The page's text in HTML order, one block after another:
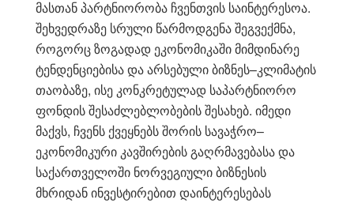
მასთან პარტნიორობა ჩვენთვის საინტერესოა.
შეხვედრაზე სრული წარმოდგენა შეგვექმნა,
როგორც ზოგადად ეკონომიკაში მიმდინარე
ტენდენციებისა და არსებული ბიზნეს–კლიმატის
თაობაზე, ისე კონკრეტულად საპარტნიორო
ფონდის შესაძლებლობების შესახებ. იმედი
მაქვს, ჩვენს ქვეყნებს შორის სავაჭრო–
ეკონომიკური კავშირების გაღრმავებასა და
საქართველოში ნორვეგიული ბიზნესის
მხრიდან ინვესტირებით დაინტერესებას